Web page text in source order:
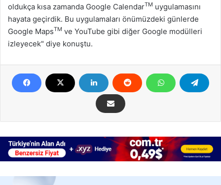
oldukça kısa zamanda Google CalendarTM uygulamasını
hayata geçirdik. Bu uygulamaları önümüzdeki günlerde
Google MapsTM ve YouTube gibi diğer Google modülleri
izleyecek" diye konuştu.